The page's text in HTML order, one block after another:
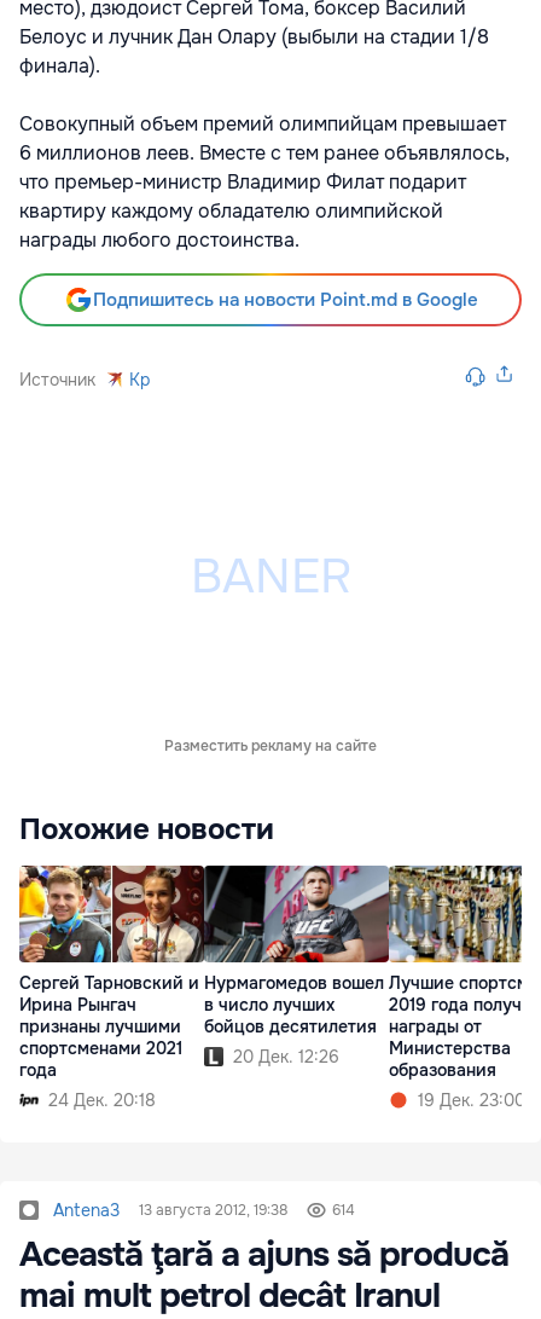
место), дзюдоист Сергей Тома, боксер Василий
Белоус и лучник Дан Олару (выбыли на стадии 1/8
финала).
Совокупный объем премий олимпийцам превышает
6 миллионов леев. Вместе с тем ранее объявлялось,
что премьер-министр Владимир Филат подарит
квартиру каждому обладателю олимпийской
награды любого достоинства.
Подпишитесь на новости Point.md в Google
Источник Kp
Разместить рекламу на сайте
Похожие новости
Сергей Тарновский и
Ирина Рынгач
признаны лучшими
спортсменами 2021
года
24 Дек. 20:18
Нурмагомедов вошел
в число лучших
бойцов десятилетия
20 Дек. 12:26
Лучшие
2019 года
награды от
Министерства
образования
19 Дек. 23:00
Antena3 13 августа 2012, 19:38 614
Această ţară a ajuns să producă
mai mult petrol decât Iranul